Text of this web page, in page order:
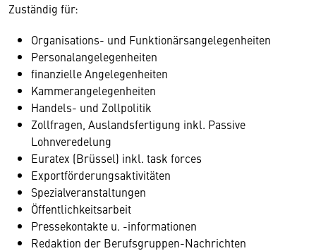
Zuständig für:
Organisations- und Funktionärsangelegenheiten
Personalangelegenheiten
finanzielle Angelegenheiten
Kammerangelegenheiten
Handels- und Zollpolitik
Zollfragen, Auslandsfertigung inkl. Passive
Lohnveredelung
Euratex (Brüssel) inkl. task forces
Exportförderungsaktivitäten
Spezialveranstaltungen
Öffentlichkeitsarbeit
Pressekontakte u. -informationen
Redaktion der Berufsgruppen-Nachrichten